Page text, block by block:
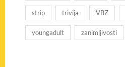
strip trivija VBZ
youngadult zanimljivosti